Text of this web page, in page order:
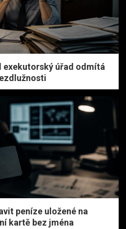
exekutorský úřad odmítá
peníze uložené na
kartě bez jména